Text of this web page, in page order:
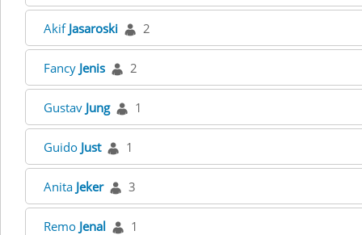
Akif Jasaroski 2
Fancy Jenis 2
Gustav Jung 1
Guido Just 1
Anita Jeker 3
Remo Jenal 1